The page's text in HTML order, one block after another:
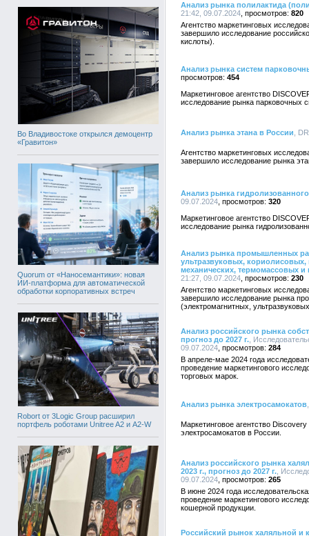
Во Владивостоке открылся демоцентр
«Гравитон»
Quorum от «Наносемантики»: новая
ИИ-платформа для автоматической
обработки корпоративных встреч
Robort от 3Logic Group расширил
портфель роботами Unitree A2 и A2-W
Анализ рынка полилактида
21:42, 09.07.2024
820
Агентство маркетинговых
завершило исследование
кислоты).
Анализ рынка систем
454
Маркетинговое агентство
исследование рынка парковочных
Анализ рынка этана в России ,
Агентство маркетинговых
завершило исследование рынка
Анализ рынка
09.07.2024
320
Маркетинговое агентство
исследование рынка
Анализ рынка промышленных
ультразвуковых, кориолисовых,
механических, термомассовых
21:27, 09.07.2024
230
Агентство маркетинговых
завершило исследование рынка
(электромагнитных,
Анализ российского рынка
прогноз до 2027 г. ,
09.07.2024
284
В апреле-мае 2024 года
проведение маркетингового
торговых марок.
Анализ рынка электросамокатов
Маркетинговое агентство
электросамокатов в России.
Анализ российского рынка
2023 г., прогноз до 2027 г. ,
09.07.2024
265
В июне 2024 года
проведение маркетингового
кошерной продукции.
Российский рынок халяльной и